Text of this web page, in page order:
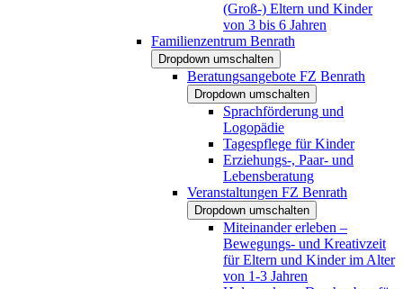
(Groß-) Eltern und Kinder
von 3 bis 6 Jahren
Familienzentrum Benrath
Dropdown umschalten
Beratungsangebote FZ Benrath
Dropdown umschalten
Sprachförderung und
Logopädie
Tagespflege für Kinder
Erziehungs-, Paar- und
Lebensberatung
Veranstaltungen FZ Benrath
Dropdown umschalten
Miteinander erleben –
Bewegungs- und Kreativzeit
für Eltern und Kinder im Alter
von 1-3 Jahren